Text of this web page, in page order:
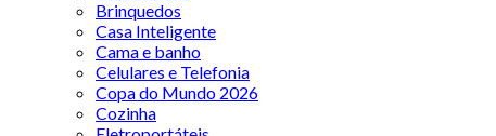
Brinquedos
Casa Inteligente
Cama e banho
Celulares e Telefonia
Copa do Mundo 2026
Cozinha